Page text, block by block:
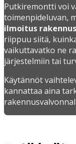
Putkiremontti voi
toimenpideluvan,
ilmoitus
riippuu siitä,
vaikuttavatko ne
järjestelmiin tai
Käytännöt
kannattaa aina